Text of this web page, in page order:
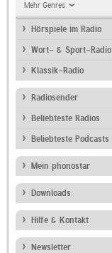
Mehr Genres
Hörspiele im Radio
Wort- & Sport-Radio
Klassik-Radio
Radiosender
Beliebteste Radios
Beliebteste Podcasts
Mein phonostar
Downloads
Hilfe & Kontakt
Newsletter